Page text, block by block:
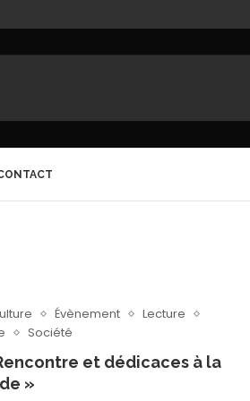
Évènement
Lecture
Société
et dédicaces à la
»